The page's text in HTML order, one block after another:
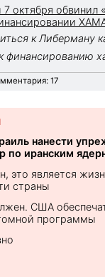
октября обвинил
к Либерману
финансированию
17
нанести
по иранским
это является
страны
США
программы